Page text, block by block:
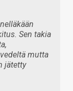
Sen takia
mutta
jätetty